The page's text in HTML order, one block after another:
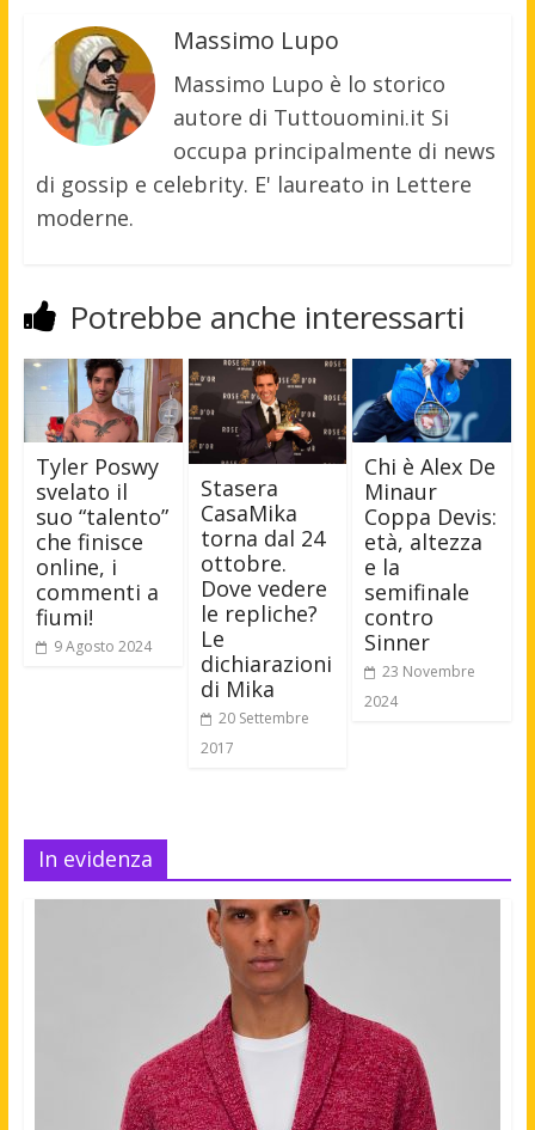
Massimo Lupo
Massimo Lupo è lo storico
autore di Tuttouomini.it Si
occupa principalmente di news
di gossip e celebrity. E' laureato in Lettere
moderne.
Potrebbe anche interessarti
Tyler Poswy
svelato il
suo “talento”
che finisce
online, i
commenti a
fiumi!
9 Agosto 2024
Stasera
CasaMika
torna dal 24
ottobre.
Dove vedere
le repliche?
Le
dichiarazioni
di Mika
20 Settembre
2017
Chi è Alex De
Minaur
Coppa Devis:
età, altezza
e la
semifinale
contro
Sinner
23 Novembre
2024
In evidenza